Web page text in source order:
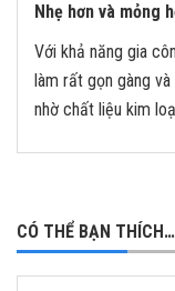
Nhẹ hơn và mỏng
Với khả năng gia
làm rất gọn gàng
nhờ chất liệu kim
CÓ THỂ BẠN THÍCH…